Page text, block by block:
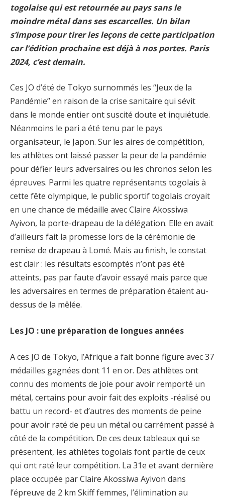
togolaise qui est retournée au pays sans le
moindre métal dans ses escarcelles. Un bilan
s’impose pour tirer les leçons de cette participation
car l’édition prochaine est déjà à nos portes. Paris
2024, c’est demain.
Ces JO d’été de Tokyo surnommés les ‘‘Jeux de la
Pandémie’’ en raison de la crise sanitaire qui sévit
dans le monde entier ont suscité doute et inquiétude.
Néanmoins le pari a été tenu par le pays
organisateur, le Japon. Sur les aires de compétition,
les athlètes ont laissé passer la peur de la pandémie
pour défier leurs adversaires ou les chronos selon les
épreuves. Parmi les quatre représentants togolais à
cette fête olympique, le public sportif togolais croyait
en une chance de médaille avec Claire Akossiwa
Ayivon, la porte-drapeau de la délégation. Elle en avait
d’ailleurs fait la promesse lors de la cérémonie de
remise de drapeau à Lomé. Mais au finish, le constat
est clair : les résultats escomptés n’ont pas été
atteints, pas par faute d’avoir essayé mais parce que
les adversaires en termes de préparation étaient au-
dessus de la mêlée.
Les JO : une préparation de longues années
A ces JO de Tokyo, l’Afrique a fait bonne figure avec 37
médailles gagnées dont 11 en or. Des athlètes ont
connu des moments de joie pour avoir remporté un
métal, certains pour avoir fait des exploits -réalisé ou
battu un record- et d’autres des moments de peine
pour avoir raté de peu un métal ou carrément passé à
côté de la compétition. De ces deux tableaux qui se
présentent, les athlètes togolais font partie de ceux
qui ont raté leur compétition. La 31e et avant dernière
place occupée par Claire Akossiwa Ayivon dans
l’épreuve de 2 km Skiff femmes, l’élimination au